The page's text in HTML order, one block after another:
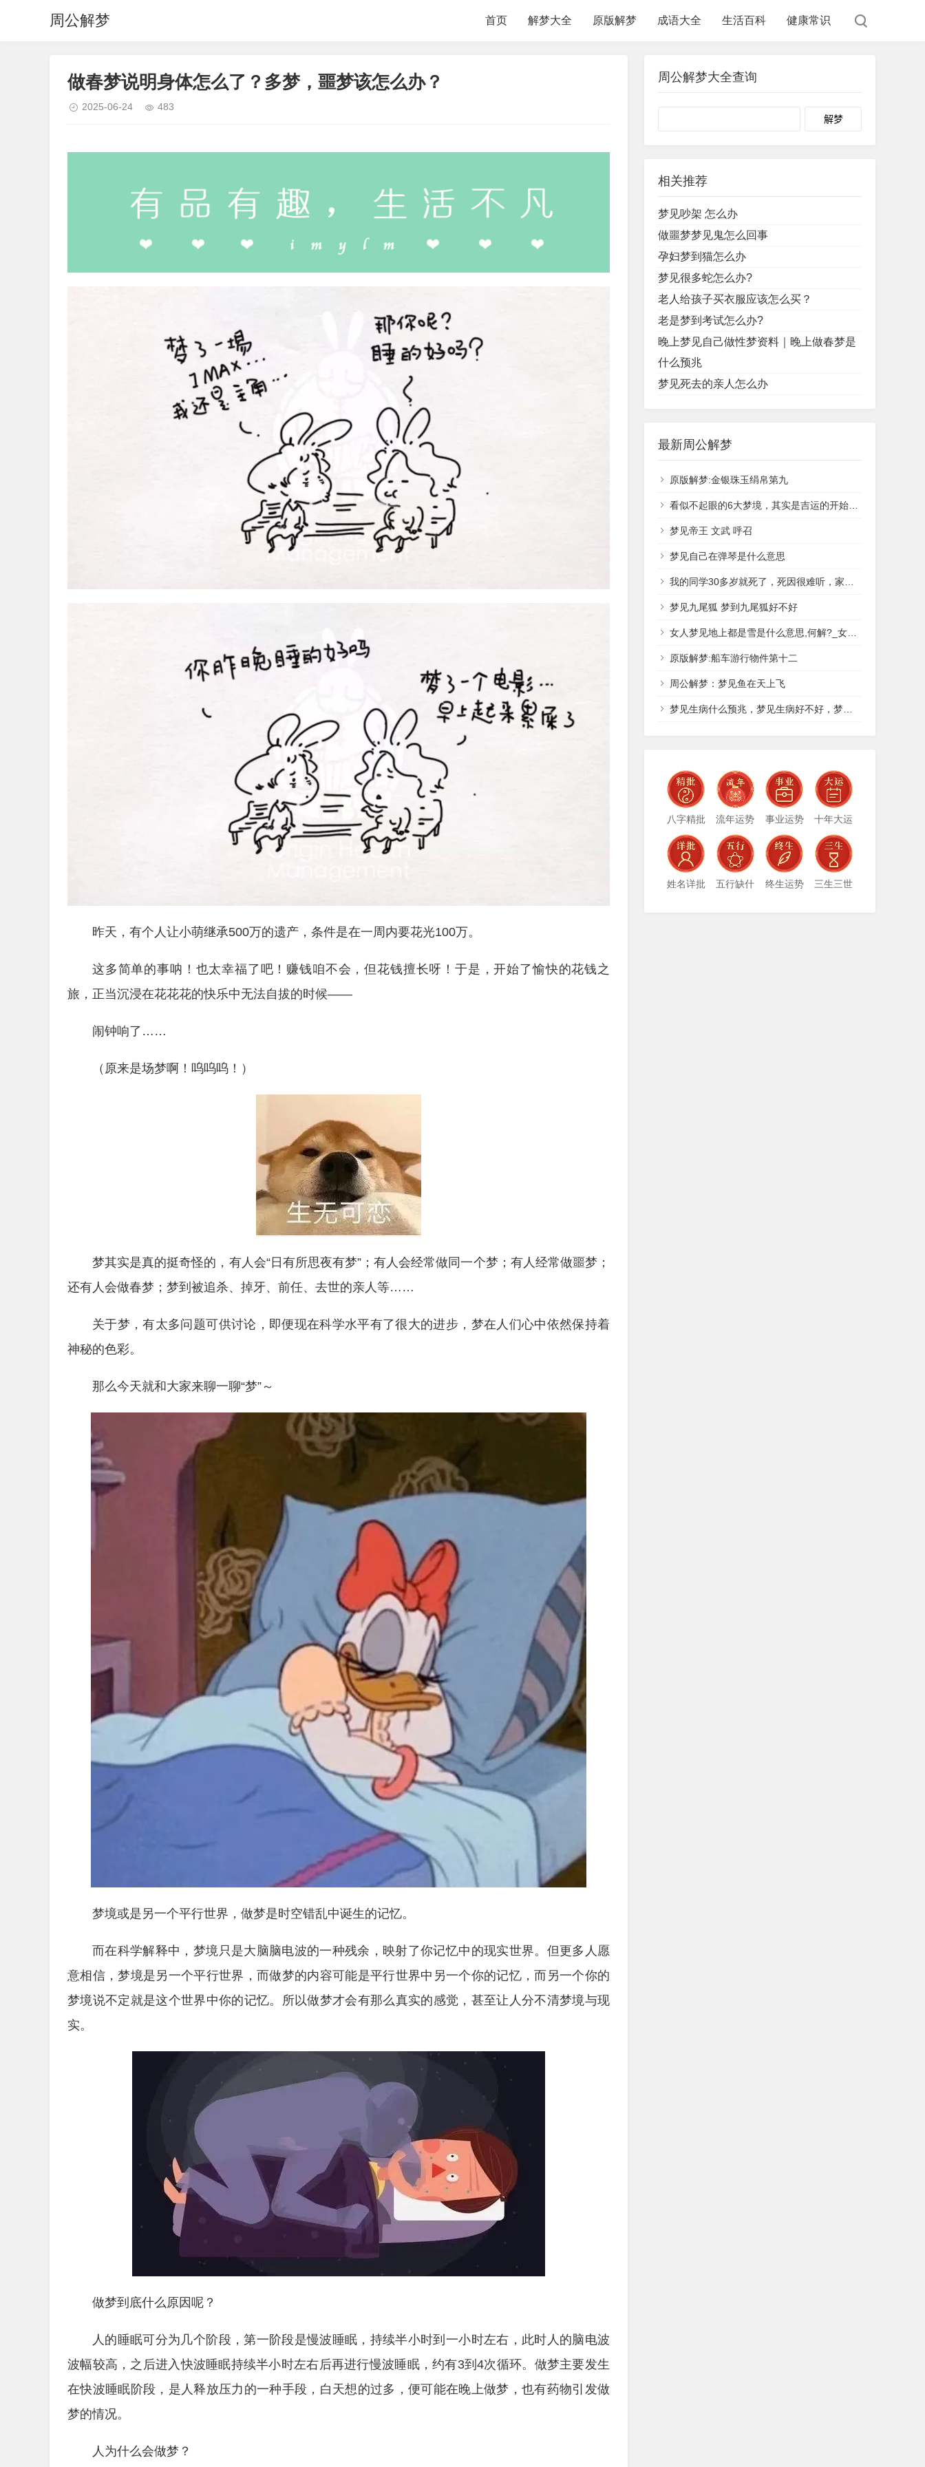
周公解梦 首页 解梦大全 原版解梦 成语大全 生活百科 健康常识
做春梦说明身体怎么了？多梦，噩梦该怎么办？
2025-06-24 483
昨天，有个人让小萌继承500万的遗产，条件是在一周内要花光100万。
这多简单的事呐！也太幸福了吧！赚钱咱不会，但花钱擅长呀！于是，开始了愉快的花钱之
旅，正当沉浸在花花花的快乐中无法自拔的时候——
闹钟响了……
（原来是场梦啊！呜呜呜！）
梦其实是真的挺奇怪的，有人会“日有所思夜有梦”；有人会经常做同一个梦；有人经常做噩梦；
还有人会做春梦；梦到被追杀、掉牙、前任、去世的亲人等……
关于梦，有太多问题可供讨论，即便现在科学水平有了很大的进步，梦在人们心中依然保持着
神秘的色彩。
那么今天就和大家来聊一聊“梦”～
梦境或是另一个平行世界，做梦是时空错乱中诞生的记忆。
而在科学解释中，梦境只是大脑脑电波的一种残余，映射了你记忆中的现实世界。但更多人愿
意相信，梦境是另一个平行世界，而做梦的内容可能是平行世界中另一个你的记忆，而另一个你的
梦境说不定就是这个世界中你的记忆。所以做梦才会有那么真实的感觉，甚至让人分不清梦境与现
实。
做梦到底什么原因呢？
人的睡眠可分为几个阶段，第一阶段是慢波睡眠，持续半小时到一小时左右，此时人的脑电波
波幅较高，之后进入快波睡眠持续半小时左右后再进行慢波睡眠，约有3到4次循环。做梦主要发生
在快波睡眠阶段，是人释放压力的一种手段，白天想的过多，便可能在晚上做梦，也有药物引发做
梦的情况。
人为什么会做梦？
周公解梦大全查询
Search
相关推荐
梦见吵架 怎么办
做噩梦梦见鬼怎么回事
孕妇梦到猫怎么办
梦见很多蛇怎么办?
老人给孩子买衣服应该怎么买？
老是梦到考试怎么办?
晚上梦见自己做性梦资料｜晚上做春梦是
什么预兆
梦见死去的亲人怎么办
最新周公解梦
原版解梦:金银珠玉绢帛第九
看似不起眼的6大梦境，其实是吉运的开始，事业腾飞，健康幸福！
梦见帝王 文武 呼召
梦见自己在弹琴是什么意思
我的同学30多岁就死了，死因很难听，家人对外说是癌症
梦见九尾狐 梦到九尾狐好不好
女人梦见地上都是雪是什么意思,何解?_女人梦见地上白白的雪好吗
原版解梦:船车游行物件第十二
周公解梦：梦见鱼在天上飞
梦见生病什么预兆，梦见生病好不好，梦见生病什么意思
八字精批 流年运势 事业运势 十年大运
姓名详批
五行缺什
终生运势 三生三世